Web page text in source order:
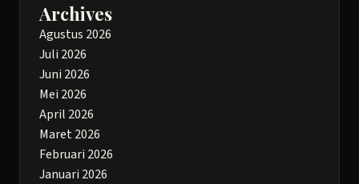
Archives
Agustus 2026
Juli 2026
Juni 2026
Mei 2026
April 2026
Maret 2026
Februari 2026
Januari 2026